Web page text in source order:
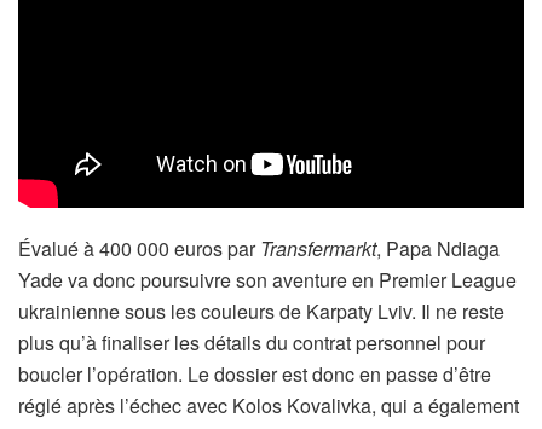
Évalué à 400 000 euros par Transfermarkt, Papa Ndiaga
Yade va donc poursuivre son aventure en Premier League
ukrainienne sous les couleurs de Karpaty Lviv. Il ne reste
plus qu’à finaliser les détails du contrat personnel pour
boucler l’opération. Le dossier est donc en passe d’être
réglé après l’échec avec Kolos Kovalivka, qui a également